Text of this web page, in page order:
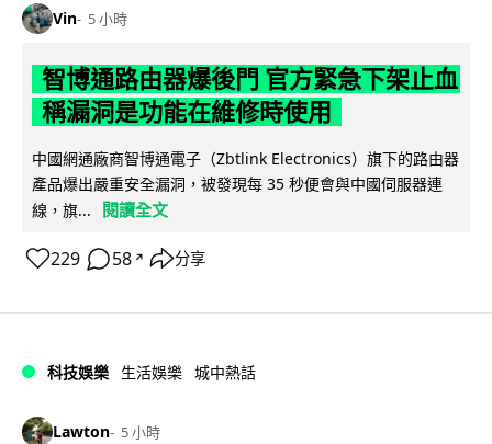
Vin 5 小時
智博通路由器爆後門 官方緊急下架止血
稱漏洞是功能在維修時使用
中國網通廠商智博通電子（Zbtlink Electronics）旗下的路由器
產品爆出嚴重安全漏洞，被發現每 35 秒便會與中國伺服器連
線，旗...
閱讀全文
229 58 ↗ 分享
科技娛樂 生活娛樂 城中熱話
Lawton 5 小時